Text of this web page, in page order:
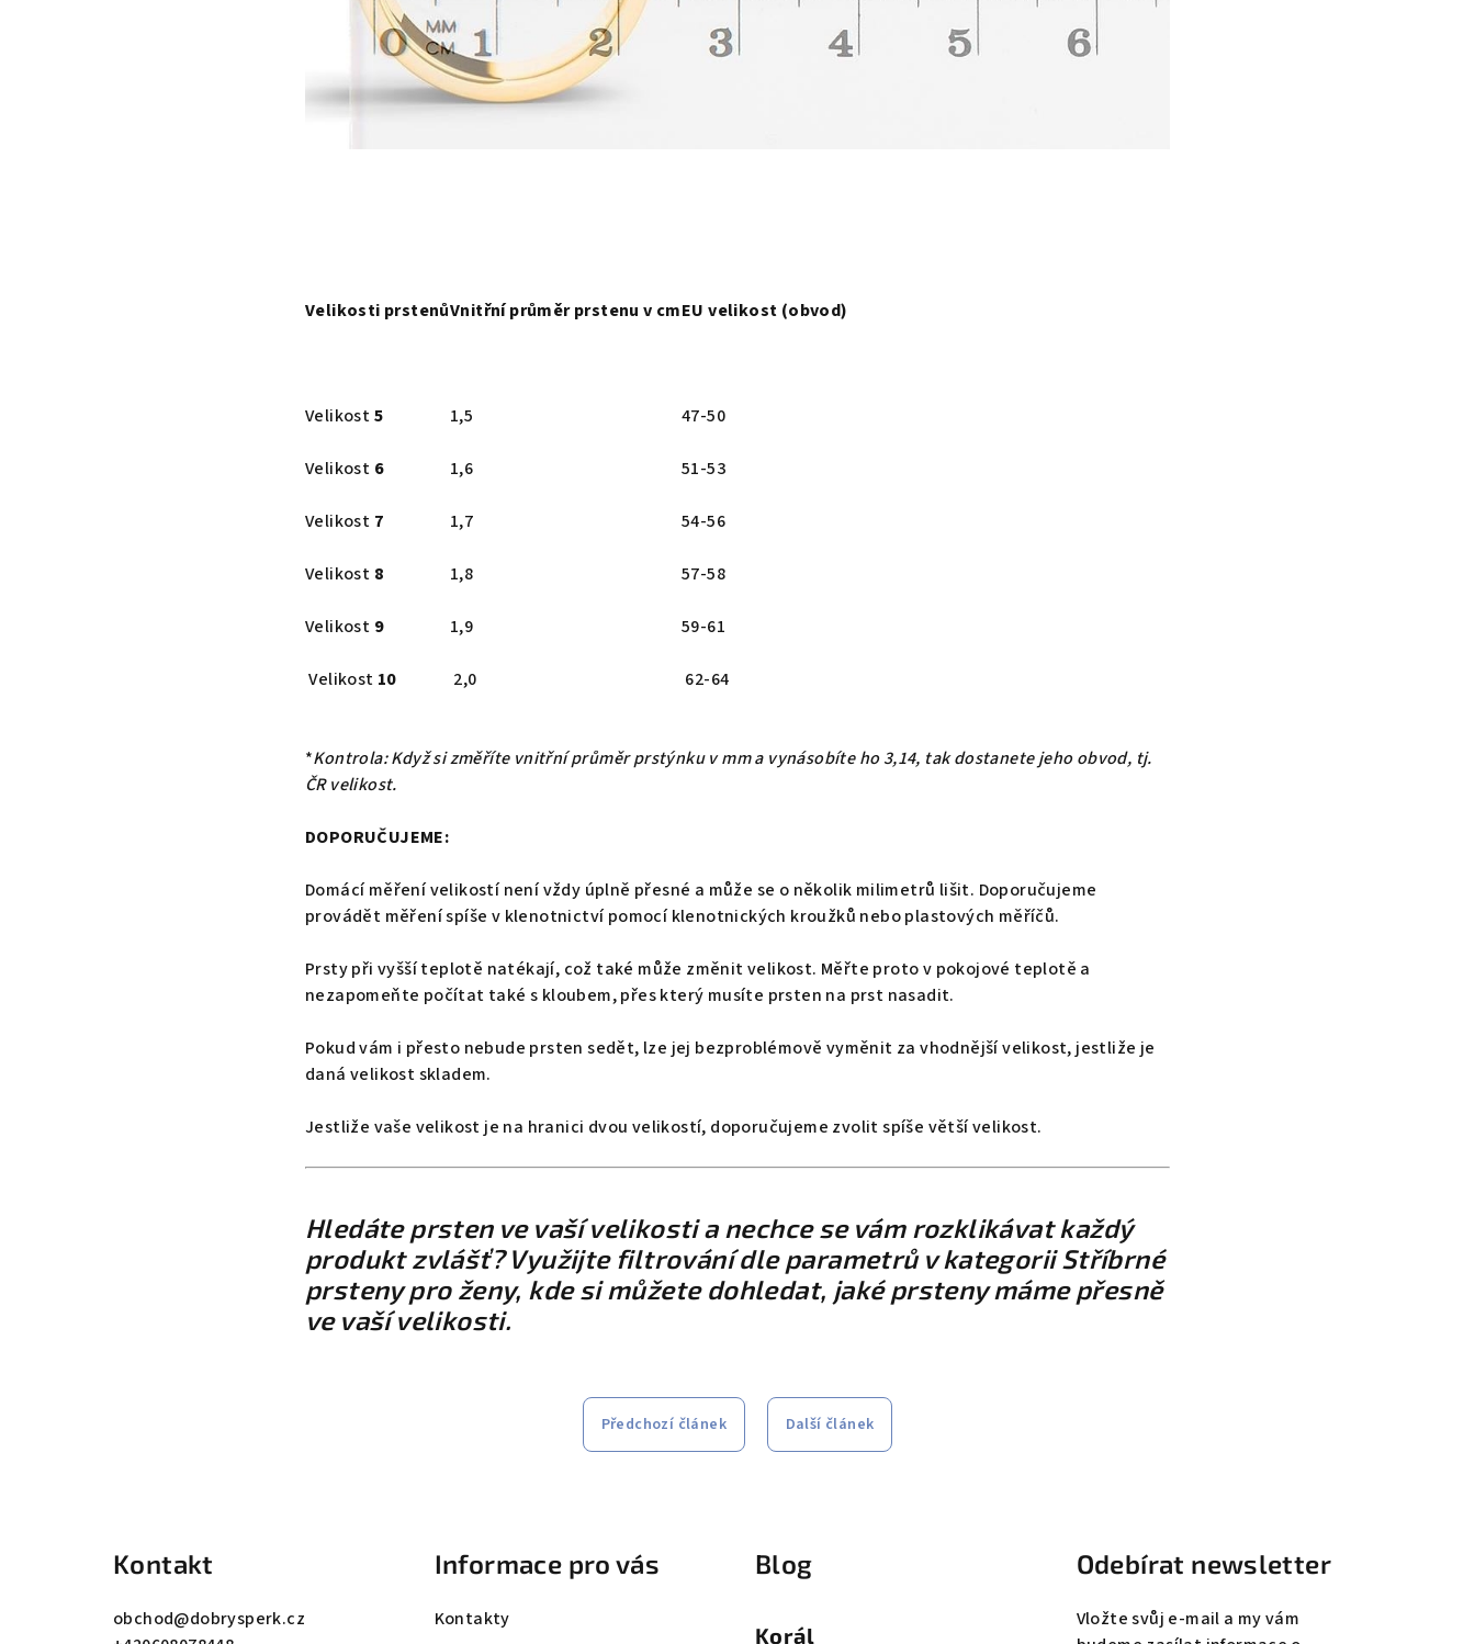
Velikosti prstenůVnitřní průměr prstenuv cmEU velikost (obvod)
Velikost5 1,5 47-50
Velikost 6 1,6 51-53
Velikost 7 1,7 54-56
Velikost 8 1,8 57-58
Velikost 9 1,9 59-61
Velikost 10 2,0 62-64
*Kontrola: Když si změříte vnitřní průměr prstýnku v mm a vynásobíte ho 3,14, tak dostanete jeho obvod, tj.
ČR velikost.
DOPORUČUJEME:
Domácí měření velikostí není vždy úplně přesné a může se o několik milimetrů lišit. Doporučujeme
provádět měření spíše v klenotnictví pomocí klenotnických kroužků nebo plastových měříčů.
Prsty při vyšší teplotě natékají, což také může změnit velikost. Měřte proto v pokojové teplotě a
nezapomeňte počítat také s kloubem, přes který musíte prsten na prst nasadit.
Pokud vám i přesto nebude prsten sedět, lze jej bezproblémově vyměnit za vhodnější velikost, jestliže je
daná velikost skladem.
Jestliže vaše velikost je na hranici dvou velikostí, doporučujeme zvolit spíše větší velikost.
Hledáte prsten ve vaší velikosti a nechce se vám rozklikávat každý
produkt zvlášť? Využijte filtrování dle parametrů v kategorii Stříbrné
prsteny pro ženy, kde si můžete dohledat, jaké prsteny máme přesně
ve vaší velikosti.
Předchozí článek Další článek
Kontakt
obchod@dobrysperk.cz
Informace pro vás
Kontakty
Blog
Korál
Odebírat newsletter
Vložte svůj e-mail a my vám